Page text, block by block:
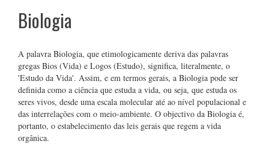
Biologia
A palavra Biologia, que etimologicamente deriva das palavras
gregas Bios (Vida) e Logos (Estudo), significa, literalmente, o
'Estudo da Vida'. Assim, e em termos gerais, a Biologia pode ser
definida como a ciência que estuda a vida, ou seja, que estuda os
seres vivos, desde uma escala molecular até ao nível populacional e
das interrelações com o meio-ambiente. O objectivo da Biologia é,
portanto, o estabelecimento das leis gerais que regem a vida
orgânica.